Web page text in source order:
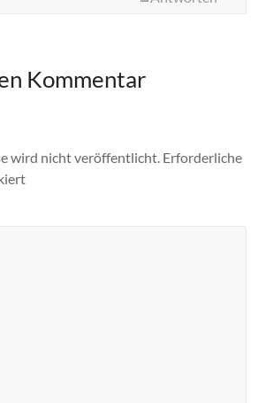
Kommentar
wird nicht veröffentlicht. Erforderliche